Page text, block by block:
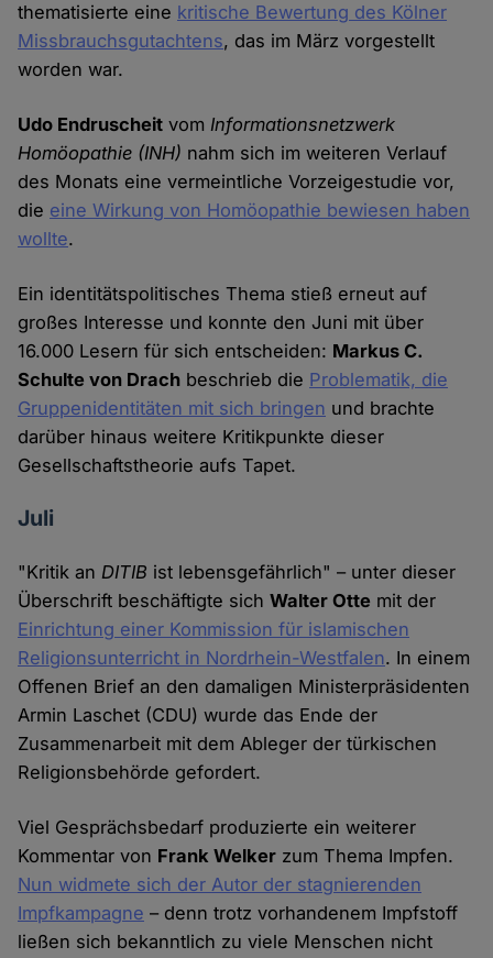
thematisierte eine kritische Bewertung des Kölner
Missbrauchsgutachtens, das im März vorgestellt
worden war.
Udo Endruscheit vomInformationsnetzwerk
Homöopathie (INH) nahm sich im weiteren Verlauf
des Monats eine vermeintliche Vorzeigestudie vor,
die eine Wirkung von Homöopathie bewiesen haben
wollte.
Ein identitätspolitisches Thema stieß erneut auf
großes Interesse und konnte den Juni mit über
16.000 Lesern für sich entscheiden: Markus C.
Schulte von Drach beschrieb die Problematik, die
Gruppenidentitäten mit sich bringen und brachte
darüber hinaus weitere Kritikpunkte dieser
Gesellschaftstheorie aufs Tapet.
Juli
"Kritik anDITIB ist lebensgefährlich" – unter dieser
Überschrift beschäftigte sichWalter Otte mit der
Einrichtung einer Kommission für islamischen
Religionsunterricht in Nordrhein-Westfalen. In einem
Offenen Brief an den damaligen Ministerpräsidenten
Armin Laschet (CDU) wurde das Ende der
Zusammenarbeit mit dem Ableger der türkischen
Religionsbehörde gefordert.
Viel Gesprächsbedarf produzierte ein weiterer
Kommentar von Frank Welker zum Thema Impfen.
Nun widmete sich der Autor der stagnierenden
Impfkampagne – denn trotz vorhandenem Impfstoff
ließen sich bekanntlich zu viele Menschen nicht